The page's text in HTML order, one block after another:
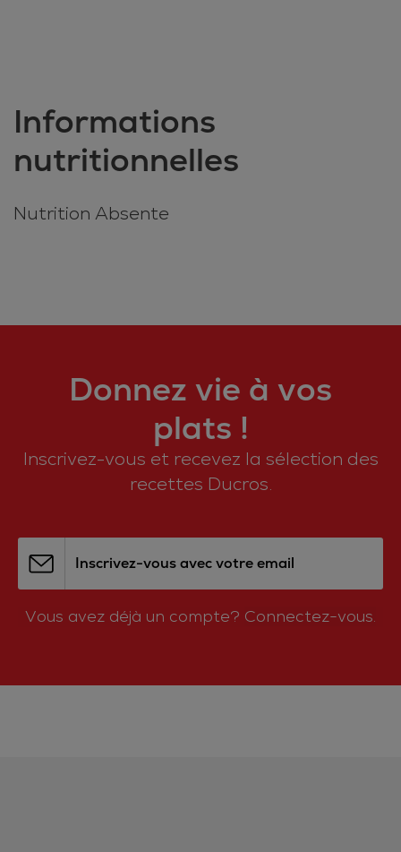
Informations
nutritionnelles
Nutrition Absente
Donnez vie à vos
plats !
Inscrivez-vous et recevez la sélection des
recettes Ducros.
Inscrivez-vous avec votre email
Vous avez déjà un compte? Connectez-vous.